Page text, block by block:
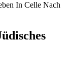
In Celle Nach